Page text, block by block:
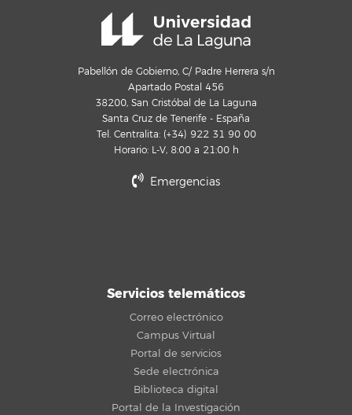
Pabellón de Gobierno, C/ Padre Herrera s/n
Apartado Postal 456
38200, San Cristóbal de La Laguna
Santa Cruz de Tenerife - España
Tel. Centralita: (+34) 922 31 90 00
Horario: L-V, 8:00 a 21:00 h
Emergencias
Servicios telemáticos
Correo electrónico
Campus Virtual
Portal de servicios
Sede electrónica
Biblioteca digital
Portal de la Investigación